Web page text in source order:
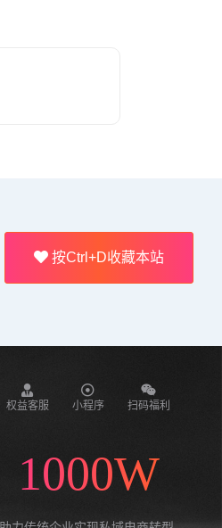
按Ctrl+D收藏本站
权益客服 小程序 扫码福利
1000W